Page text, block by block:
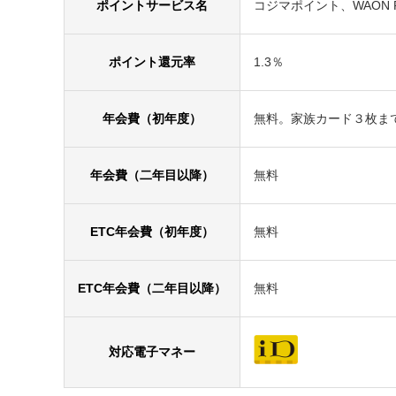
ポイントサービス名 コジマポイント、WAON
ポイント還元率 1.3％
年会費（初年度） 無料。家族カード３枚ま
年会費（二年目以降） 無料
ETC年会費（初年度） 無料
ETC年会費（二年目以降） 無料
対応電子マネー